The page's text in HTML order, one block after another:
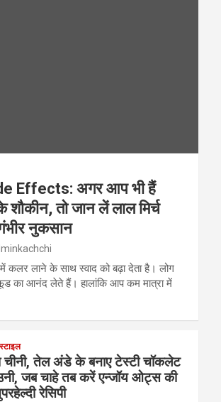
Effects: अगर आप भी हैं
शौकीन, तो जान लें लाल मिर्च
नुकसान
कलर लाने के साथ स्वाद को बढ़ा देता है। लोग
का आनंद लेते हैं। हालांकि आप कम मात्रा में
चीनी, तेल अंडे के बनाए टेस्टी चॉकलेट
जब चाहे तब करें एन्जॉय ओट्स की
रेसिपी